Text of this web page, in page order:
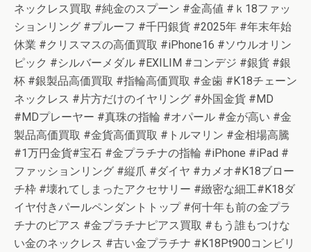
ネックレス買取 #純金のスプーン #金高値 #ｋ18ファッ
ションリング #プルーフ #千円銀貨 #2025年 #年末年始
休業 #クリスマスの高価買取 #iPhone16 #ソウルオリン
ピック #シルバーメダル #EXILIM #コンデジ #銀貨 #銀
杯 #銀製品高価買取 #指輪高価買取 #金歯 #K18チェーン
ネックレス #片方だけのイヤリング #外国金貨 #MD
#MDプレーヤー #真珠の指輪 #オパール #金が高い #金
製品高価買取 #金貨高価買取 #トルマリン #金相場高騰
#1万円金貨#宝石 #金プラチナの指輪 #iPhone #iPad #
ファッションリング #縦爪 #ダイヤ #カメオ#K18ブロー
チ枠 #壊れてしまったアクセサリー #緻密な細工#K18ダ
イヤ付きパールペンダントトップ #何十年も前の金プラ
チナのピアス #金プラチナピアス買取 #もう誰もつけな
い金のネックレス #古い金プラチナ #K18Pt900コンビリ